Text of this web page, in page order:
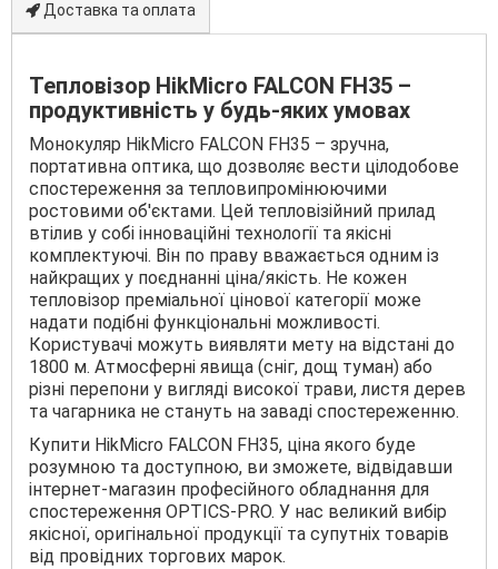
Доставка та оплата
Тепловізор HikMicro FALCON FH35 –
продуктивність у будь-яких умовах
Монокуляр HikMicro FALCON FH35 – зручна,
портативна оптика, що дозволяє вести цілодобове
спостереження за тепловипромінюючими
ростовими об'єктами. Цей тепловізійний прилад
втілив у собі інноваційні технології та якісні
комплектуючі. Він по праву вважається одним із
найкращих у поєднанні ціна/якість. Не кожен
тепловізор преміальної цінової категорії може
надати подібні функціональні можливості.
Користувачі можуть виявляти мету на відстані до
1800 м. Атмосферні явища (сніг, дощ туман) або
різні перепони у вигляді високої трави, листя дерев
та чагарника не стануть на заваді спостереженню.
Купити HikMicro FALCON FH35, ціна якого буде
розумною та доступною, ви зможете, відвідавши
інтернет-магазин професійного обладнання для
спостереження OPTICS-PRO. У нас великий вибір
якісної, оригінальної продукції та супутніх товарів
від провідних торгових марок.